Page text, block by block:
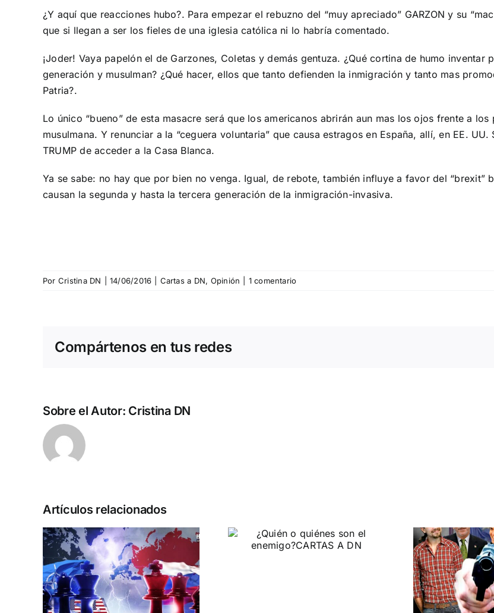
¿Y aquí que reacciones hubo?. Para empezar el rebuzno del “muy apreciado” GARZON y su
que si llegan a ser los fieles de una iglesia católica ni lo habría comentado.
¡Joder! Vaya papelón el de Garzones, Coletas y demás gentuza. ¿Qué cortina de humo
generación y musulman? ¿Qué hacer, ellos que tanto defienden la inmigración y tanto mas
Patria?.
Lo único “bueno” de esta masacre será que los americanos abrirán aun mas los ojos frente a
musulmana. Y renunciar a la “ceguera voluntaria” que causa estragos en España, allí, en EE.
TRUMP de acceder a la Casa Blanca.
Ya se sabe: no hay que por bien no venga. Igual, de rebote, también influye a favor del “brexit”
causan la segunda y hasta la tercera generación de la inmigración-invasiva.
Por Cristina DN 14/06/2016 Cartas a DN, Opinión 1 comentario
Compártenos en tus redes
Sobre el Autor: Cristina DN
Artículos relacionados
¿Quién o quiénes
son el enemigo?
CARTAS A DN
¿Por
el